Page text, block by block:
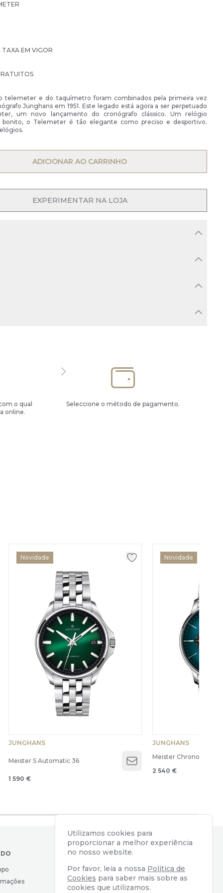
EM VIGOR
telemeter e do taquímetro foram combinados pela primeira vez
Junghans em 1951. Este legado está agora a ser perpetuado
um novo lançamento do cronógrafo clássico. Um relógio
o Telemeter é tão elegante como preciso e desportivo.
ADICIONAR AO CARRINHO
EXPERIMENTAR NA LOJA
o qual
online.
Seleccione o método de pagamento.
Novidade
JUNGHANS
Meister S Automatic 36
Open menu
1 590 €
Novidade
JUNGHANS
Meister Chronoscope
2 540 €
CONTACTOS
Av. Almirante Reis, 39
1169-039 Lisboa, Portugal
Utilizamos cookies para
proporcionar a melhor experiência
no nosso website.
Por favor, leia a nossa Política de
Cookies para saber mais sobre as
cookies que utilizamos.